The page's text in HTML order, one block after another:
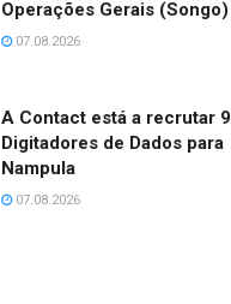
Operações Gerais (Songo)
07.08.2026
A Contact está a recrutar 9
Digitadores de Dados para
Nampula
07.08.2026